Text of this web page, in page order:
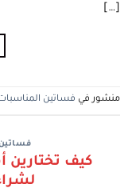
[…]
منشور في فساتين
كيف